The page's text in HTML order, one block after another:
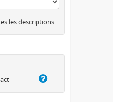
les descriptions